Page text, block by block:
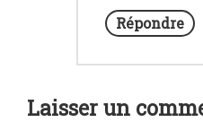
Répondre
Laisser un